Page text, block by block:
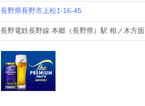
長野県長野市上松1-16-45
長野電鉄長野線 本郷（長野県）駅 相ノ木方